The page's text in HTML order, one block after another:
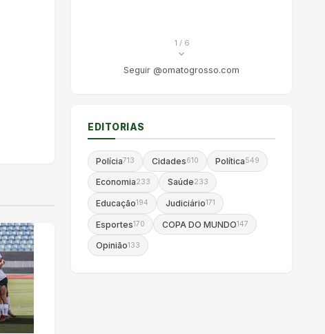
1 / 6
Seguir @omatogrosso.com
EDITORIAS
Polícia713 Cidades610 Política549
Economia233 Saúde233
Educação194 Judiciário171
Esportes170 COPA DO MUNDO147
Opinião133